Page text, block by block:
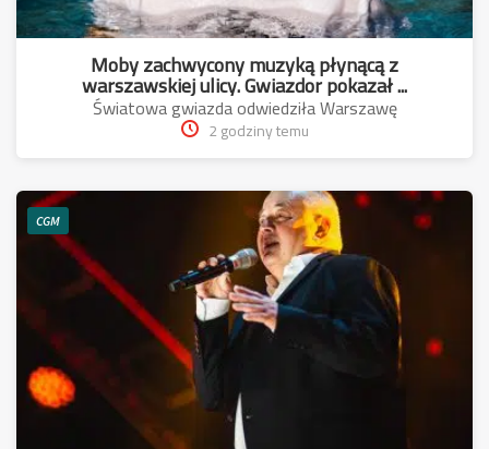
Moby zachwycony muzyką płynącą z
warszawskiej ulicy. Gwiazdor pokazał ...
Światowa gwiazda odwiedziła Warszawę
2 godziny temu
CGM